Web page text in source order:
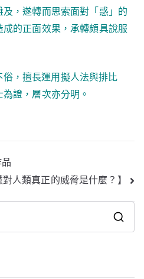
，遂轉而思索面對「惑」的
的正面效果，承轉頗具說服
，擅長運用擬人法與排比
證，層次亦分明。
對人類真正的威脅是什麼？】